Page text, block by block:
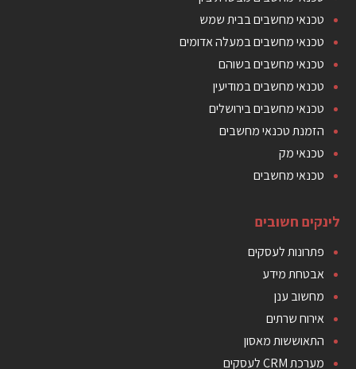
טכנאי מחשבים בבית שמש
טכנאי מחשבים במעלה אדומים
טכנאי מחשבים בשוהם
טכנאי מחשבים במודיעין
טכנאי מחשבים בירושלים
הזמנת טכנאי מחשבים
טכנאי מק
טכנאי מחשבים
לינקים חשובים
פתרונות לעסקים
אבטחת מידע
מחשוב ענן
אירוח שרתים
התאוששות מאסון
מערכת CRM לעסקים